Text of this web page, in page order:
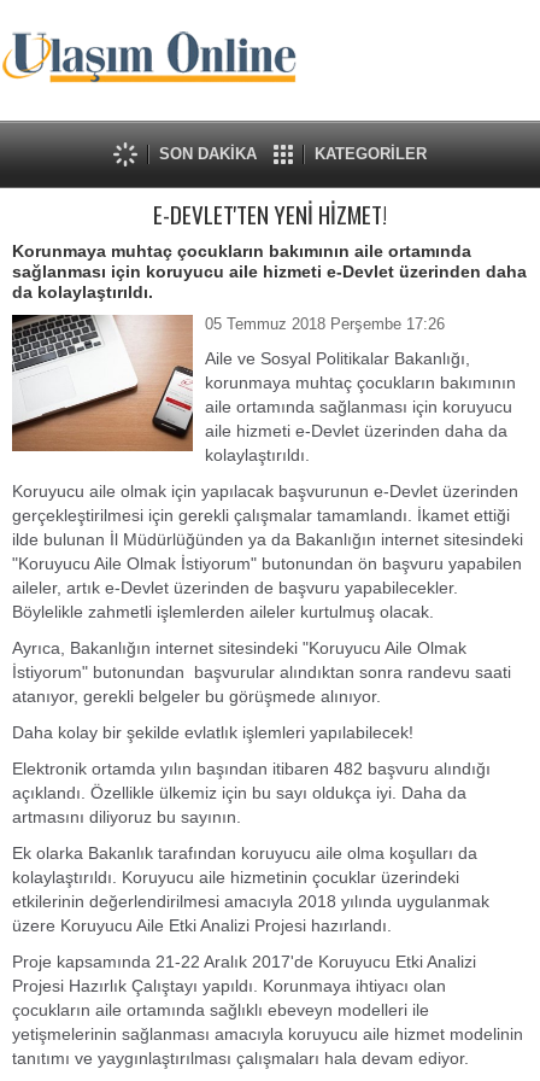
SON DAKİKA KATEGORİLER
E-DEVLET'TEN YENİ HİZMET!
Korunmaya muhtaç çocukların bakımının aile ortamında
sağlanması için koruyucu aile hizmeti e-Devlet üzerinden daha
da kolaylaştırıldı.
05 Temmuz 2018 Perşembe 17:26
Aile ve Sosyal Politikalar Bakanlığı,
korunmaya muhtaç çocukların bakımının
aile ortamında sağlanması için koruyucu
aile hizmeti e-Devlet üzerinden daha da
kolaylaştırıldı.
Koruyucu aile olmak için yapılacak başvurunun e-Devlet üzerinden
gerçekleştirilmesi için gerekli çalışmalar tamamlandı. İkamet ettiği
ilde bulunan İl Müdürlüğünden ya da Bakanlığın internet sitesindeki
"Koruyucu Aile Olmak İstiyorum" butonundan ön başvuru yapabilen
aileler, artık e-Devlet üzerinden de başvuru yapabilecekler.
Böylelikle zahmetli işlemlerden aileler kurtulmuş olacak.
Ayrıca, Bakanlığın internet sitesindeki "Koruyucu Aile Olmak
İstiyorum" butonundan başvurular alındıktan sonra randevu saati
atanıyor, gerekli belgeler bu görüşmede alınıyor.
Daha kolay bir şekilde evlatlık işlemleri yapılabilecek!
Elektronik ortamda yılın başından itibaren 482 başvuru alındığı
açıklandı. Özellikle ülkemiz için bu sayı oldukça iyi. Daha da
artmasını diliyoruz bu sayının.
Ek olarka Bakanlık tarafından koruyucu aile olma koşulları da
kolaylaştırıldı. Koruyucu aile hizmetinin çocuklar üzerindeki
etkilerinin değerlendirilmesi amacıyla 2018 yılında uygulanmak
üzere Koruyucu Aile Etki Analizi Projesi hazırlandı.
Proje kapsamında 21-22 Aralık 2017'de Koruyucu Etki Analizi
Projesi Hazırlık Çalıştayı yapıldı. Korunmaya ihtiyacı olan
çocukların aile ortamında sağlıklı ebeveyn modelleri ile
yetişmelerinin sağlanması amacıyla koruyucu aile hizmet modelinin
tanıtımı ve yaygınlaştırılması çalışmaları hala devam ediyor.